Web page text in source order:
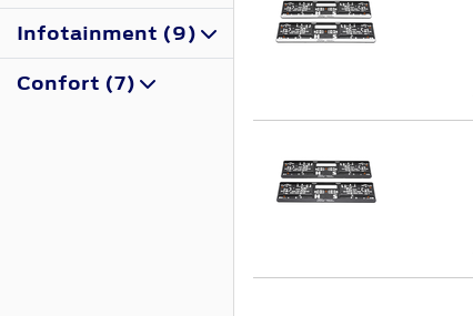
Infotainment (9)
Confort (7)